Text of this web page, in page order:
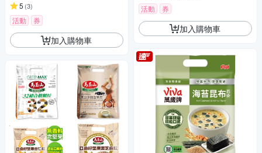
5 (3)
活動 券
加入購物車
活動 券
加入購物車